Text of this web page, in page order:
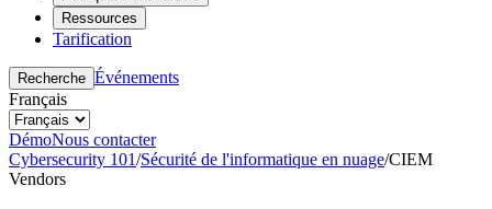
Ressources
Tarification
Recherche Événements
Français
DémoNous contacter
Cybersecurity 101/Sécurité de l'informatique en nuage/CIEM
Vendors